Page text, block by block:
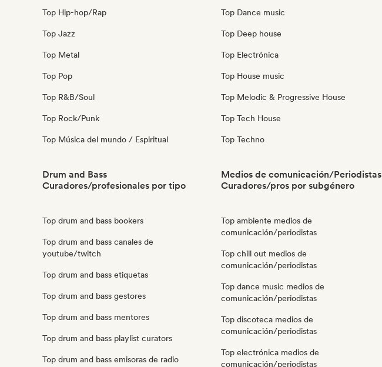
Top Hip-hop/Rap
Top Jazz
Top Metal
Top Pop
Top R&B/Soul
Top Rock/Punk
Top Música del mundo / Espiritual
Top Dance music
Top Deep house
Top Electrónica
Top House music
Top Melodic & Progressive House
Top Tech House
Top Techno
Drum and Bass
Curadores/profesionales por tipo
Top drum and bass bookers
Top drum and bass canales de
youtube/twitch
Top drum and bass etiquetas
Top drum and bass gestores
Top drum and bass mentores
Top drum and bass playlist curators
Top drum and bass emisoras de radio
Medios de comunicación/Periodistas
Curadores/pros por subgénero
Top ambiente medios de
comunicación/periodistas
Top chill out medios de
comunicación/periodistas
Top dance music medios de
comunicación/periodistas
Top discoteca medios de
comunicación/periodistas
Top electrónica medios de
comunicación/periodistas